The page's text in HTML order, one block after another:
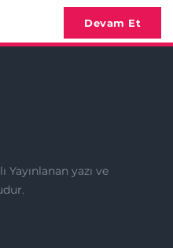
Devam Et
Yayınlanan yazı ve